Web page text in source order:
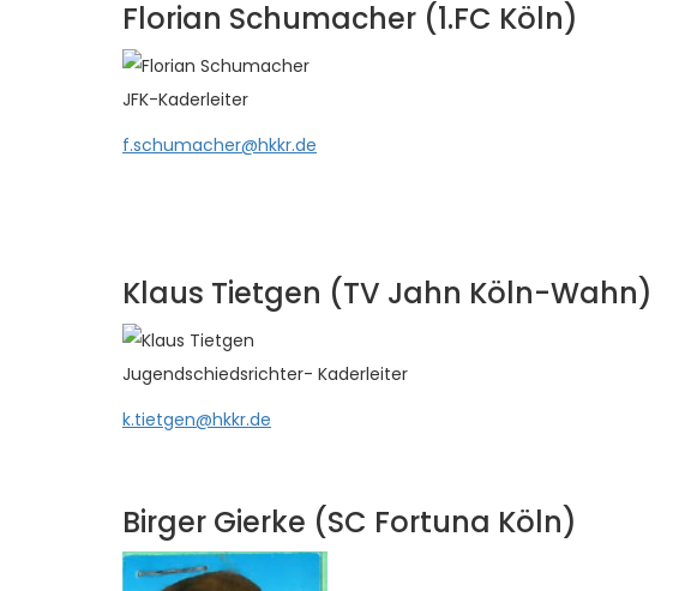
Florian Schumacher (1.FC Köln)
JFK-Kaderleiter
f.schumacher@hkkr.de
Klaus Tietgen (TV Jahn Köln-Wahn)
Jugendschiedsrichter- Kaderleiter
k.tietgen@hkkr.de
Birger Gierke (SC Fortuna Köln)